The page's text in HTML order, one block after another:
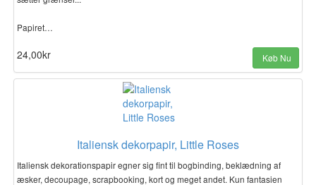
Papiret…
24,00kr Køb Nu
Italiensk dekorpapir, Little Roses
Italiensk dekorationspapir egner sig fint til bogbinding, beklædning af
æsker, decoupage, scrapbooking, kort og meget andet. Kun fantasien